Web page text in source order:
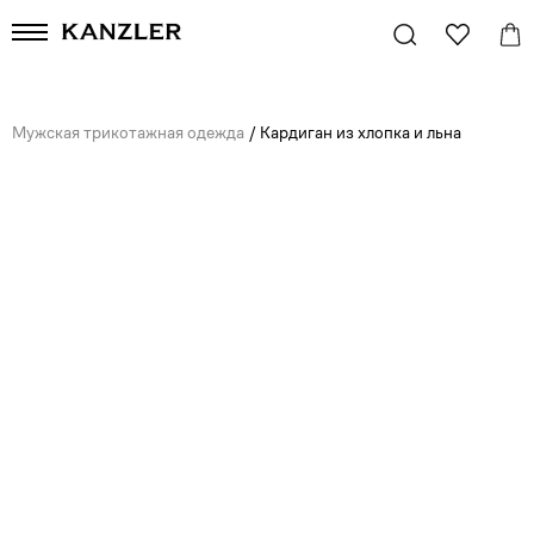
Мужская трикотажная одежда / Кардиган из хлопка и льна